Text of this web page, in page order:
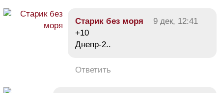
Старик без моря
9 дек, 12:41
+10
Днепр-2..
Ответить